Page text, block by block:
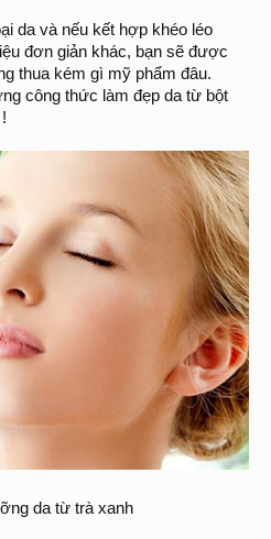
da và nếu kết hợp khéo léo
đơn giản khác, bạn sẽ được
thua kém gì mỹ phẩm đâu.
công thức làm đẹp da từ bột
da từ trà xanh​